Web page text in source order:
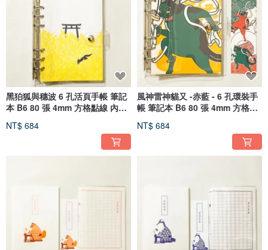
黑狛狐與穗波 6 孔活頁手帳 筆記
本 B6 80 張 4mm 方格點線 內頁
NT$ 684
風神雷神貓又 -赤藍 - 6 孔環裝手
帳 筆記本 B6 80 張 4mm 方格點
NT$ 684